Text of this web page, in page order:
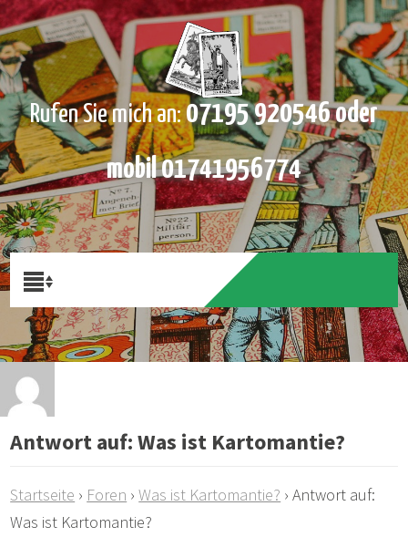
Rufen Sie mich an:07195 920546 oder
mobil 01741956774
Antwort auf: Was ist Kartomantie?
Startseite › Foren › Was ist Kartomantie? › Antwort auf:
Was ist Kartomantie?